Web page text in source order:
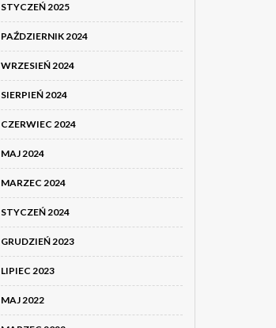
STYCZEŃ 2025
PAŹDZIERNIK 2024
WRZESIEŃ 2024
SIERPIEŃ 2024
CZERWIEC 2024
MAJ 2024
MARZEC 2024
STYCZEŃ 2024
GRUDZIEŃ 2023
LIPIEC 2023
MAJ 2022